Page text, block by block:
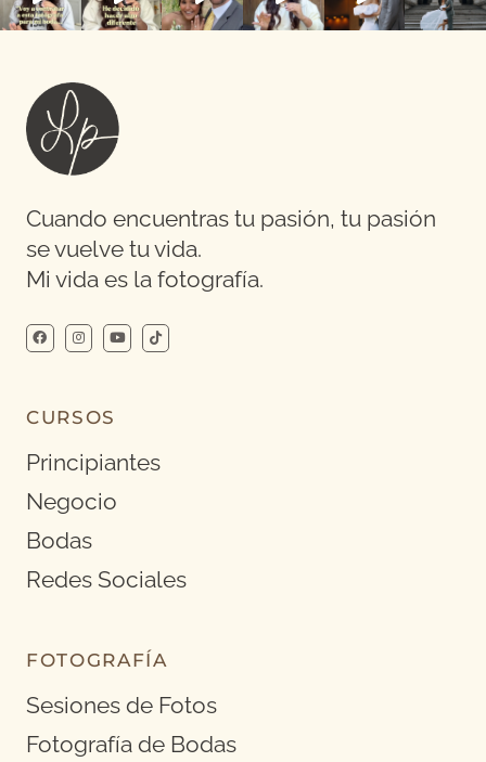
Cuando encuentras tu pasión, tu pasión
se vuelve tu vida.
Mi vida es la fotografía.
CURSOS
Principiantes
Negocio
Bodas
Redes Sociales
FOTOGRAFÍA
Sesiones de Fotos
Fotografía de Bodas